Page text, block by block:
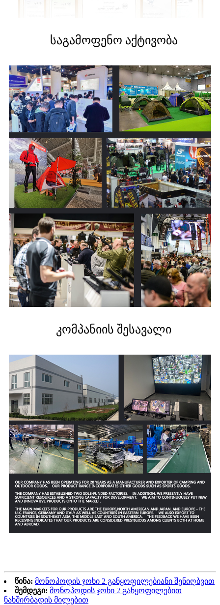
საგამოფენო აქტივობა
კომპანიის შესავალი
წინა: მონოპოდის ჯოხი 2 განყოფილებიანი შენიღბვით
შემდეგი: მონოპოდის ჯოხი 2 განყოფილებით
ნახშირბადის მილებით